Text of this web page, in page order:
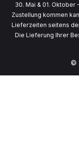
30. Mai & 01.
Zustellung kommen
Lieferzeiten seitens
Die Lieferung Ihrer
©